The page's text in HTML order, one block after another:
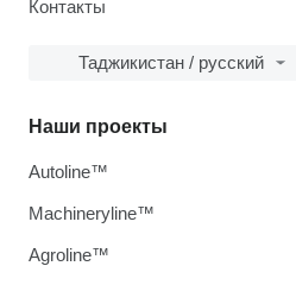
Контакты
Таджикистан / русский
Наши проекты
Autoline™
Machineryline™
Agroline™